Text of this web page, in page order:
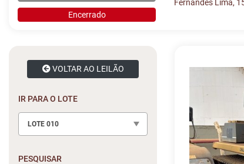
Encerrado
Fernandes Lima,
VOLTAR AO LEILÃO
IR PARA O LOTE
LOTE 010
PESQUISAR